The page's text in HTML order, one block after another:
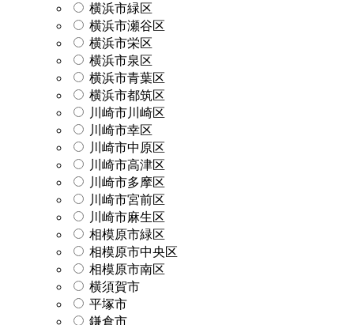
横浜市緑区
横浜市瀬谷区
横浜市栄区
横浜市泉区
横浜市青葉区
横浜市都筑区
川崎市川崎区
川崎市幸区
川崎市中原区
川崎市高津区
川崎市多摩区
川崎市宮前区
川崎市麻生区
相模原市緑区
相模原市中央区
相模原市南区
横須賀市
平塚市
鎌倉市